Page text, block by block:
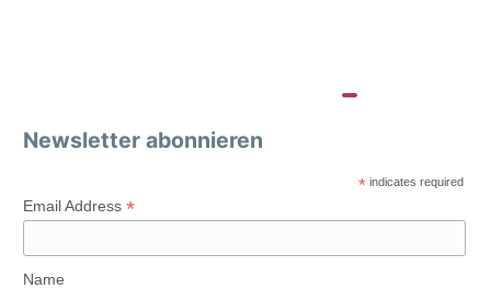
Newsletter abonnieren
* indicates required
Email Address *
Name